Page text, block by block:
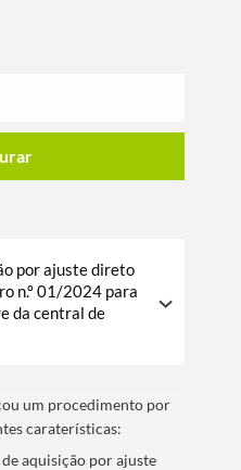
por ajuste direto
n.º 01/2024 para
da central de
um procedimento por
caraterí­sticas:
aquisição por ajuste